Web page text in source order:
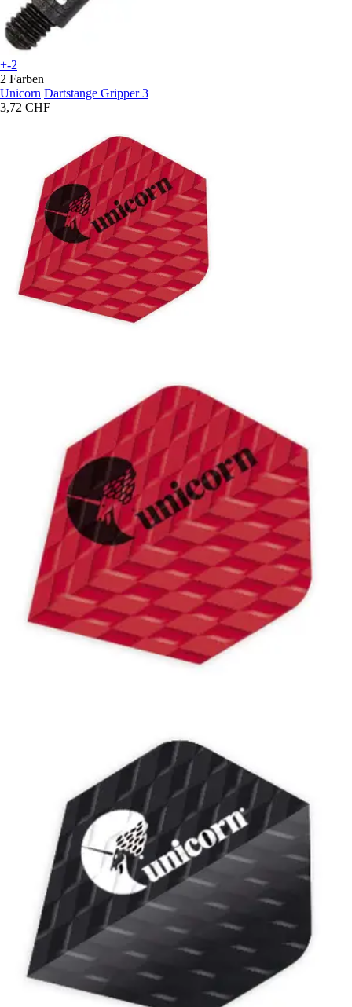
+-2
2 Farben
Unicorn Dartstange Gripper 3
3,72 CHF